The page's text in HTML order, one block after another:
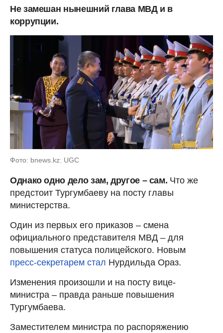
Не замешан нынешний глава МВД и в
коррупции.
Фото: bnews.kz: UGC
Однако одно дело зам, другое – сам. Что же
предстоит Тургумбаеву на посту главы
министерства.
Один из первых его приказов – смена
официального представителя МВД – для
повышения статуса полицейского. Новым
пресс-секретарем стал Нурдильда Ораз.
Изменения произошли и на посту вице-
министра – правда раньше повышения
Тургумбаева.
Заместителем министра по распоряжению